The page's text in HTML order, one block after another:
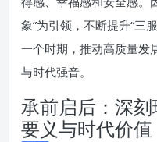
象”为引领，不断提升“三
一个时期，推动高质量发
与时代强音。
承前启后：深刻
要义与时代价值